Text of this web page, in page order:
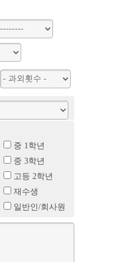
중 1학년
중 3학년
고등 2학년
재수생
일반인/회사원